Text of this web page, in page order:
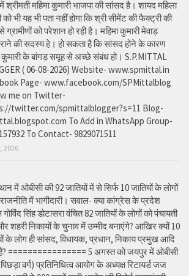
श्रीमती महिमा कुमारी भाजपा की सांसद है। शायद महिला
को भी यह भी पता नहीं होगा कि श्री सीमेंट की फैक्ट्री की
को परेशान हो रही है। महिमा कुमारी मेवाड़
की सदस्य हे। हो सकता है कि सांसद होने के कारण
कुमारी के बांगड़ समूह से अच्छे संबंध हो। S.P.MITTAL
( 06-08-2026) Website- www.spmittal.in
Page- www.facebook.com/SPMittalblog
me on Twitter-
twitter.com/spmittalblogger?s=11 Blog-
To Add in WhatsApp Group-
To Contact- 9829071511
2026
में ओबीसी की 92 जातियों में से सिर्फ 10 जातियों के लोगों
राजनीति में भागीदारी। सवाल- क्या कांग्रेस के प्रदेश
गोविंद सिंह डोटासरा वंचित 82 जातियों के लोगों को पंचायती
शहरी निकायों के चुनाव में उम्मीद बनाएंगे? आखिर क्यों 10
के लोग ही सांसद, विधायक, प्रधान, निकाय प्रमुख आदि
================ 5 अगस्त को जयपुर में ओबीसी
वर्ग) प्रतिनिधित्व आयोग के अध्यक्ष रिटायर्ड जज